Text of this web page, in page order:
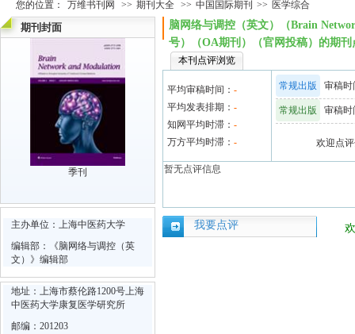
您的位置： 万维书刊网 >> 期刊大全 >> 中国国际期刊 >> 医学综合
期刊封面
季刊
主办单位：上海中医药大学
编辑部：《脑网络与调控（英
文）》编辑部
地址：上海市蔡伦路1200号上海
中医药大学康复医学研究所
邮编：201203
脑网络与调控（英文）（Brain
号）（OA期刊）（官网投稿）的期刊
本刊点评浏览
平均审稿时间： -
平均发表排期： -
知网平均时滞： -
万方平均时滞： -
常规出版 审稿时
常规出版 审稿时
欢迎点
暂无点评信息
我要点评